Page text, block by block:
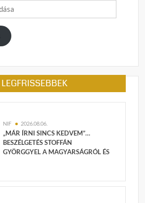
LEGFRISSEBBEK
NIF 2026.08.06.
„MÁR ÍRNI SINCS KEDVEM”…
BESZÉLGETÉS STOFFÁN
GYÖRGGYEL A MAGYARSÁGRÓL ÉS